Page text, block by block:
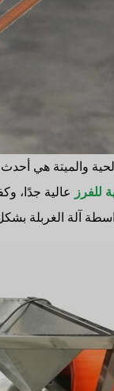
والميتة هي
للفرز
آلة الغربلة